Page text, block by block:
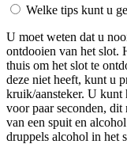
Welke tips kunt u
U moet weten dat u
ontdooien van het slot.
thuis om het slot te
deze niet heeft, kunt u
kruik/aansteker. U kunt
voor paar seconden,
van een spuit en
druppels alcohol in het